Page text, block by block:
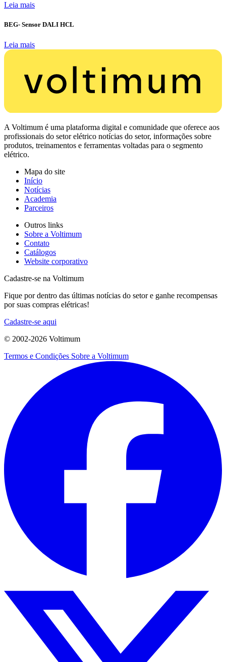
Leia mais
BEG- Sensor DALI HCL
Leia mais
A Voltimum é uma plataforma digital e comunidade que oferece aos
profissionais do setor elétrico notícias do setor, informações sobre
produtos, treinamentos e ferramentas voltadas para o segmento
elétrico.
Mapa do site
Início
Notícias
Academia
Parceiros
Outros links
Sobre a Voltimum
Contato
Catálogos
Website corporativo
Cadastre-se na Voltimum
Fique por dentro das últimas notícias do setor e ganhe recompensas
por suas compras elétricas!
Cadastre-se aqui
© 2002-2026 Voltimum
Termos e Condições Sobre a Voltimum